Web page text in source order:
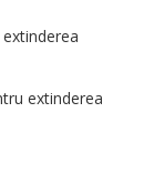
extinderea